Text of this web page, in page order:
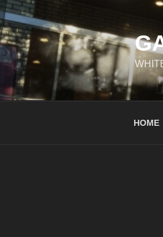
コ
ン
テ
ン
ツ
ス
HOME